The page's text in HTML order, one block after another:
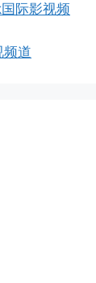
际影视频
道